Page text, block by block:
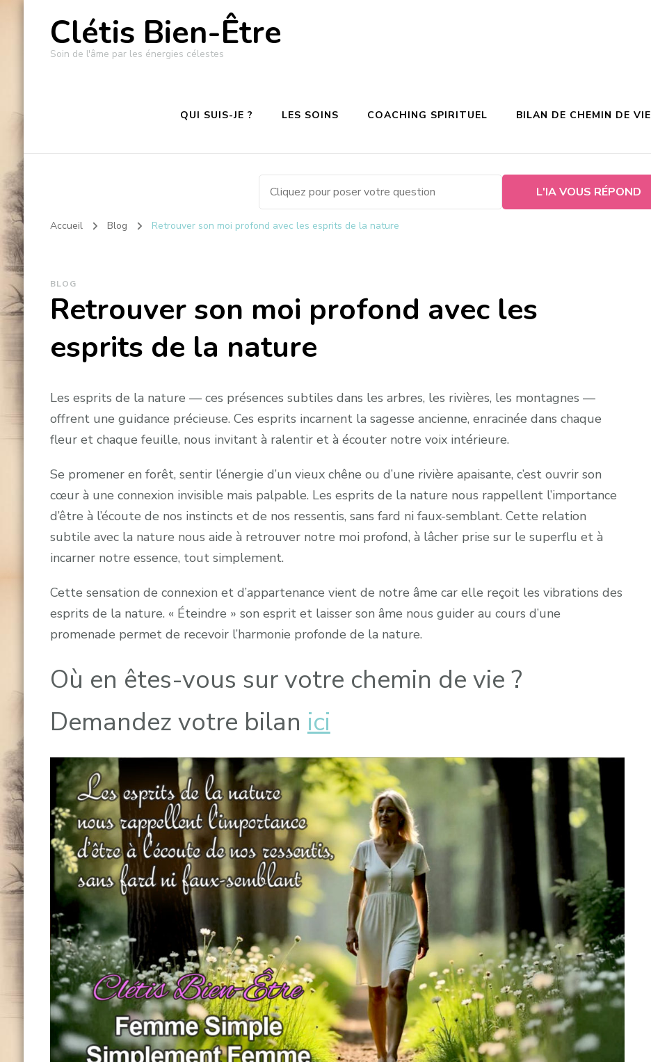
Clétis Bien-Être
Soin de l'âme par les énergies célestes
QUI SUIS-JE ? LES SOINS COACHING SPIRITUEL BILAN DE CHEMIN DE VIE
L'IA VOUS RÉPOND
Accueil Blog Retrouver son moi profond avec les esprits de la nature​​
BLOG
Retrouver son moi profond avec les
esprits de la nature​​
Les esprits de la nature — ces présences subtiles dans les arbres, les rivières, les montagnes —
offrent une guidance précieuse. Ces esprits incarnent la sagesse ancienne, enracinée dans chaque
fleur et chaque feuille, nous invitant à ralentir et à écouter notre voix intérieure.
Se promener en forêt, sentir l’énergie d’un vieux chêne ou d’une rivière apaisante, c’est ouvrir son
cœur à une connexion invisible mais palpable. Les esprits de la nature nous rappellent l’importance
d’être à l’écoute de nos instincts et de nos ressentis, sans fard ni faux-semblant. Cette relation
subtile avec la nature nous aide à retrouver notre moi profond, à lâcher prise sur le superflu et à
incarner notre essence, tout simplement.
Cette sensation de connexion et d’appartenance vient de notre âme car elle reçoit les vibrations des
esprits de la nature. « É​teindre » son esprit et laisser son âme nous guider au cours d’une
promenade permet de recevoir l’harmonie profonde de la nature.
Où en êtes-vous sur votre chemin de vie ?
Demandez votre bilan ici